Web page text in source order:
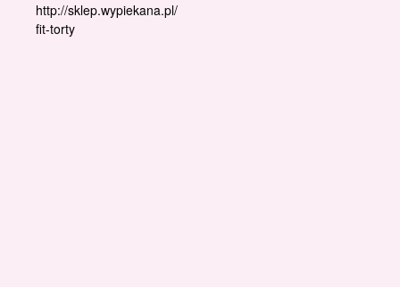
http://sklep.wypiekana.pl/
fit-torty